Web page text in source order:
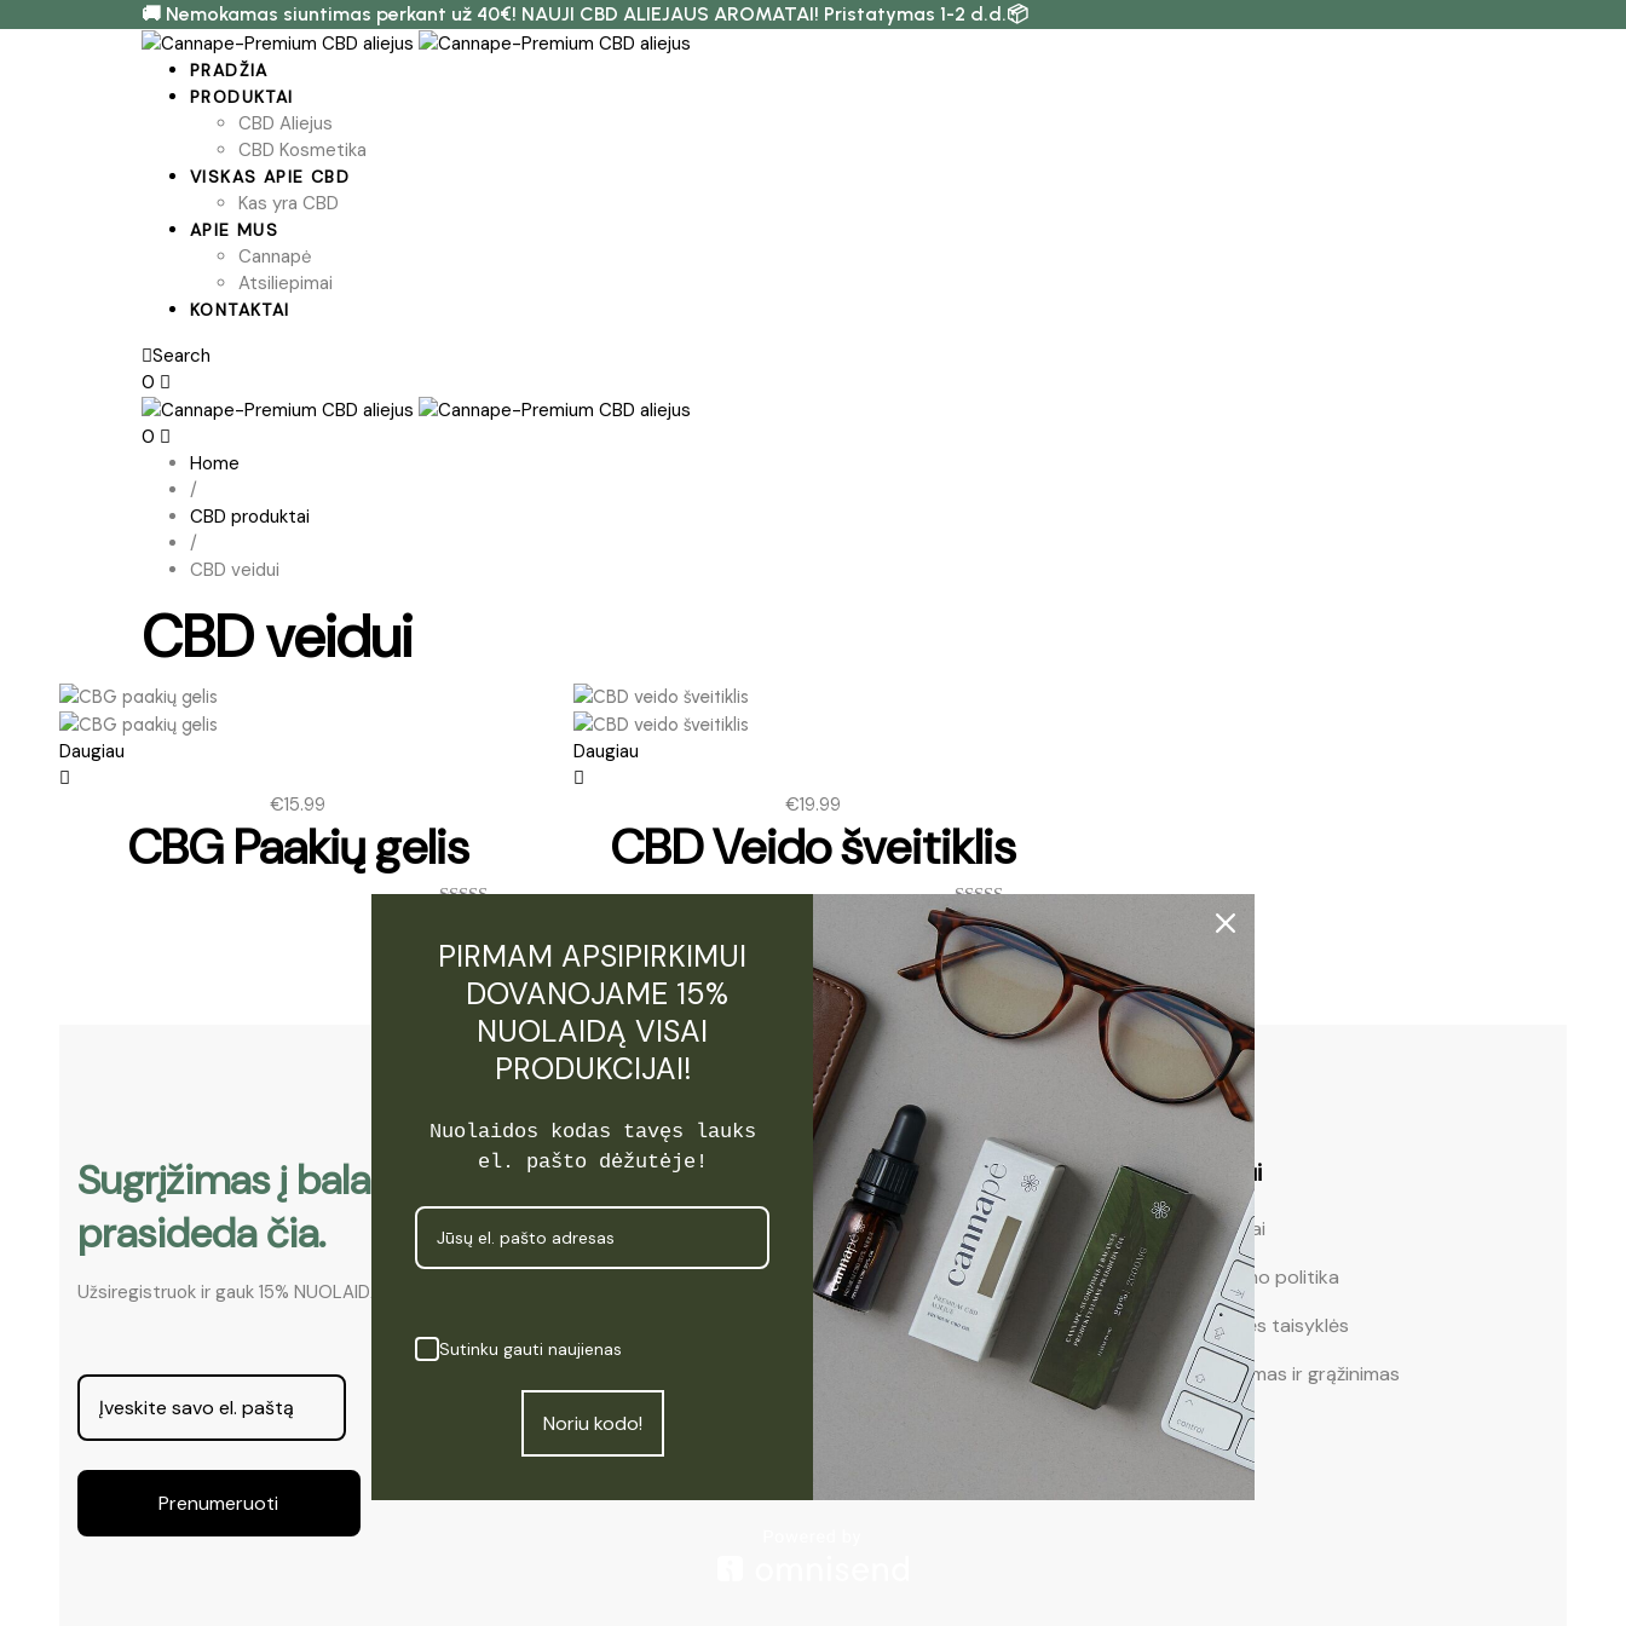
🚚 Nemokamas siuntimas perkant už 40€! NAUJI CBD ALIEJAUS AROMATAI! Pristatymas 1-2 d.d.📦
PRADŽIA
PRODUKTAI
CBD Aliejus
CBD Kosmetika
VISKAS APIE CBD
Kas yra CBD
APIE MUS
Cannapė
Atsiliepimai
KONTAKTAI
Search
0
0
Home
/
CBD produktai
/
CBD veidui
CBD veidui
Daugiau
€15.99
CBG Paakių gelis
5.00
Daugiau
€19.99
CBD Veido šveitiklis
Įvertinimas:
5.00iš 5
Sugrįžimas į balansą. Produktyvumas
prasideda čia.
Užsiregistruok ir gauk 15% NUOLAIDĄ!
Prenumeruoti
Meniu
Pradžia
Produktai
Kas yra CBD
Apie Cannapė
Pirkėjui
Kontaktai
Privatumo politika
Svetainės taisyklės
Pristatymas ir grąžinimas
PIRMAM APSIPIRKIMUI
DOVANOJAME 15%
NUOLAIDĄ VISAI
PRODUKCIJAI!
Nuolaidos kodas tavęs lauks
el. pašto dėžutėje!
Sutinku gauti naujienas
Noriu kodo!